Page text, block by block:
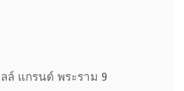
ล์ แกรนด์ พระราม 9